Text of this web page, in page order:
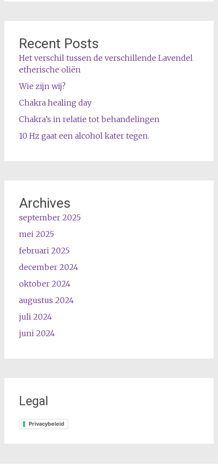
Recent Posts
Het verschil tussen de verschillende Lavendel
etherische oliën
Wie zijn wij?
Chakra healing day
Chakra’s in relatie tot behandelingen
10 Hz gaat een alcohol kater tegen.
Archives
september 2025
mei 2025
februari 2025
december 2024
oktober 2024
augustus 2024
juli 2024
juni 2024
Legal
Privacybeleid